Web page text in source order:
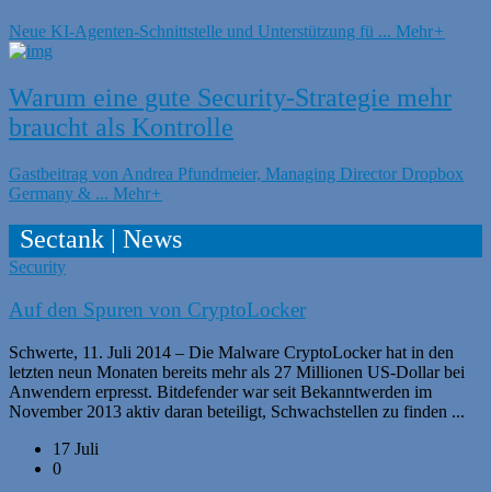
Neue KI-Agenten-Schnittstelle und Unterstützung fü ... Mehr+
Warum eine gute Security-Strategie mehr
braucht als Kontrolle
Gastbeitrag von Andrea Pfundmeier, Managing Director Dropbox
Germany & ... Mehr+
Sectank | News
Security
Auf den Spuren von CryptoLocker
Schwerte, 11. Juli 2014 – Die Malware CryptoLocker hat in den
letzten neun Monaten bereits mehr als 27 Millionen US-Dollar bei
Anwendern erpresst. Bitdefender war seit Bekanntwerden im
November 2013 aktiv daran beteiligt, Schwachstellen zu finden ...
17 Juli
0